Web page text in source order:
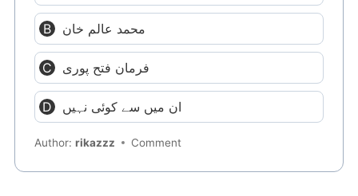
محمد عالم خان
فرمان فتح پوری
ان میں سے کوئی نہیں
Author:rikazzz Comment